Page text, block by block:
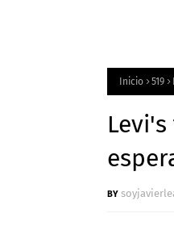
Inicio 519